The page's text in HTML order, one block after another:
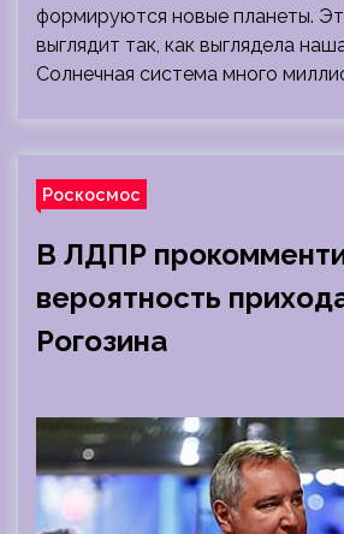
формируются новые планеты.
выглядит так, как выглядела
Солнечная система много
Роскосмос
В ЛДПР
вероятность
Рогозина